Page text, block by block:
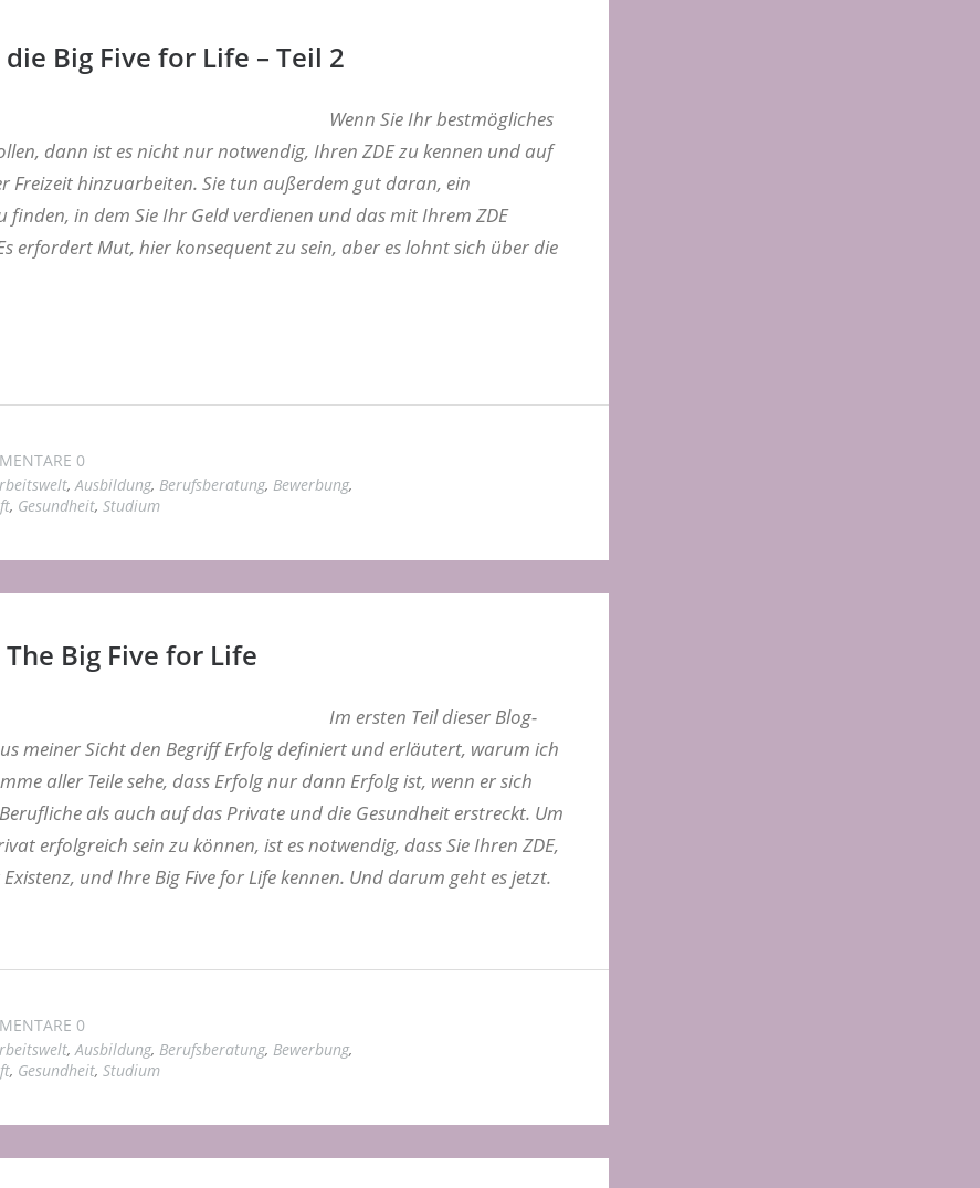
Big Five for Life – Teil 2
Wenn Sie Ihr bestmögliches
dann ist es nicht nur notwendig, Ihren ZDE zu kennen und auf
Freizeit hinzuarbeiten. Sie tun außerdem gut daran, ein
finden, in dem Sie Ihr Geld verdienen und das mit Ihrem ZDE
erfordert Mut, hier konsequent zu sein, aber es lohnt sich über die
0
,Ausbildung, Berufsberatung, Bewerbung,
, Gesundheit, Studium
Big Five for Life
Im ersten Teil dieser Blog-
meiner Sicht den Begriff Erfolg definiert und erläutert, warum ich
aller Teile sehe, dass Erfolg nur dann Erfolg ist, wenn er sich
als auch auf das Private und die Gesundheit erstreckt. Um
erfolgreich sein zu können, ist es notwendig, dass Sie Ihren ZDE,
und Ihre Big Five for Life kennen. Und darum geht es jetzt.
0
,Ausbildung, Berufsberatung, Bewerbung,
, Gesundheit, Studium